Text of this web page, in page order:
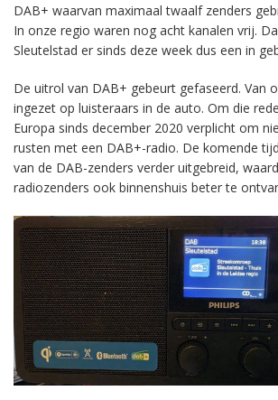
DAB+ waarvan maximaal twaalf zenders
In onze regio waren nog acht kanalen vrij.
Sleutelstad er sinds deze week dus een in
De uitrol van DAB+ gebeurt gefaseerd. Van
ingezet op luisteraars in de auto. Om die
Europa sinds december 2020 verplicht om
rusten met een DAB+-radio. De komende
van de DAB-zenders verder uitgebreid,
radiozenders ook binnenshuis beter te